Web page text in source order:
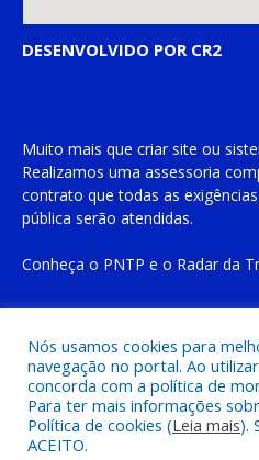
DESENVOLVIDO POR CR2
Muito mais que criar site ou
Realizamos uma assessoria
contrato que todas as
pública serão atendidas.
Conheça o PNTP e o Radar da
Todos os direitos reservados a
do
Mapa do Site
Nós usamos cookies para
navegação no portal. Ao
concorda com a política de
Para ter mais informações
Política de cookies (Leia mais).
ACEITO.